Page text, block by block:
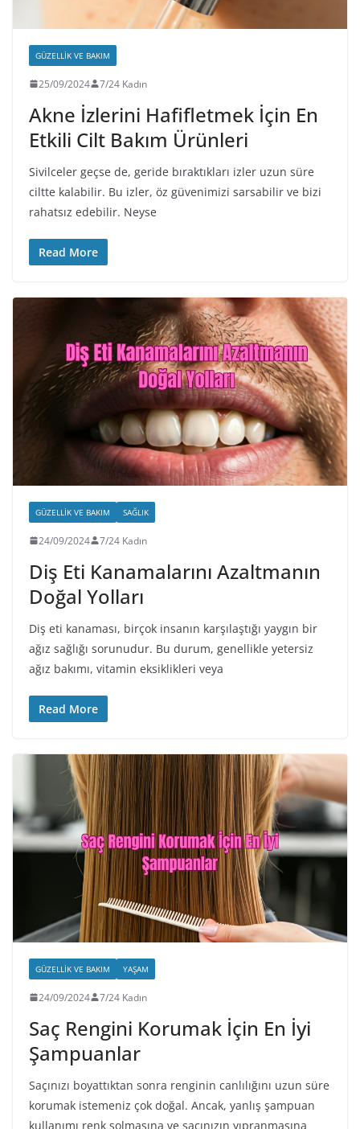
GÜZELLIK VE BAKIM
25/09/2024 7/24 Kadın
Akne İzlerini Hafifletmek İçin En
Etkili Cilt Bakım Ürünleri
Sivilceler geçse de, geride bıraktıkları izler uzun süre
ciltte kalabilir. Bu izler, öz güvenimizi sarsabilir ve bizi
rahatsız edebilir. Neyse
Read More
GÜZELLIK VE BAKIM SAĞLIK
24/09/2024 7/24 Kadın
Diş Eti Kanamalarını Azaltmanın
Doğal Yolları
Diş eti kanaması, birçok insanın karşılaştığı yaygın bir
ağız sağlığı sorunudur. Bu durum, genellikle yetersiz
ağız bakımı, vitamin eksiklikleri veya
Read More
GÜZELLIK VE BAKIM YAŞAM
24/09/2024 7/24 Kadın
Saç Rengini Korumak İçin En İyi
Şampuanlar
Saçınızı boyattıktan sonra renginin canlılığını uzun süre
korumak istemeniz çok doğal. Ancak, yanlış şampuan
kullanımı renk solmasına ve saçınızın yıpranmasına